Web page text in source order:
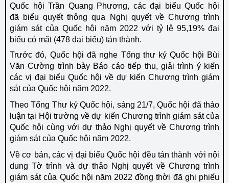
Quốc hội Trần Quang Phương, các đại biểu Quốc hội
đã
biểu quyếtthông qua Nghị quyết về Chương trình
giám sát của Quốc hội năm 2022 với tỷ lệ 95,19% đại
biểu có mặt (478 đại biểu) tán thành.
Trước đó, Quốc hội đã nghe Tổng thư ký Quốc hội Bùi
Văn Cường trình bày Báo cáo tiếp thu, giải trình ý kiến
các vị đại biểu Quốc hội về dự kiến Chương trình giám
sát của Quốc hội năm 2022.
Theo Tổng Thư ký Quốc hội, sáng 21/7, Quốc hội đã thảo
luận tại Hội trường về dự kiến Chương trình giám sát của
Quốc hội cùng với dự thảo Nghị quyết về Chương trình
giám sát của Quốc hội năm 2022.
Về cơ bản, các vị đại biểu Quốc hội đều tán thành với nội
dung Tờ trình và dự thảo Nghị quyết về Chương trình
giám sát của Quốc hội năm 2022 đồng thời đã ghi phiếu